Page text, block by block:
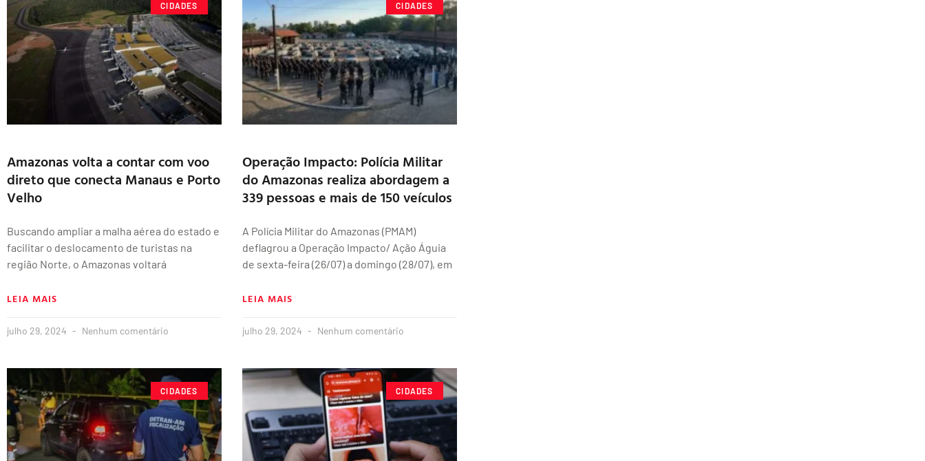
CIDADES
Amazonas volta a contar com voo
direto que conecta Manaus e Porto
Velho
Buscando ampliar a malha aérea do estado e
facilitar o deslocamento de turistas na
região Norte, o Amazonas voltará
LEIA MAIS
julho 29, 2024 Nenhum comentário
CIDADES
Operação Impacto: Polícia Militar
do Amazonas realiza abordagem a
339 pessoas e mais de 150 veículos
A Polícia Militar do Amazonas (PMAM)
deflagrou a Operação Impacto/ Ação Águia
de sexta-feira (26/07) a domingo (28/07), em
LEIA MAIS
julho 29, 2024 Nenhum comentário
CIDADES CIDADES